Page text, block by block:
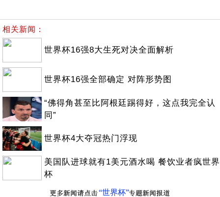
相关新闻：
世界杯16强8大生死对决全面解析
世界杯16强全部确定 对阵形势图
“佛得角甚至比阿根廷踢得好，这点我完全认
同”
世界杯4大夺冠热门浮现
美国队进球就有1美元酒水喝 餐饮业者疯世界
杯
“世界杯”